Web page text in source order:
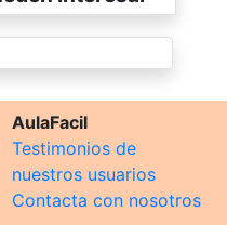
AulaFacil
Testimonios de
nuestros usuarios
Contacta con nosotros